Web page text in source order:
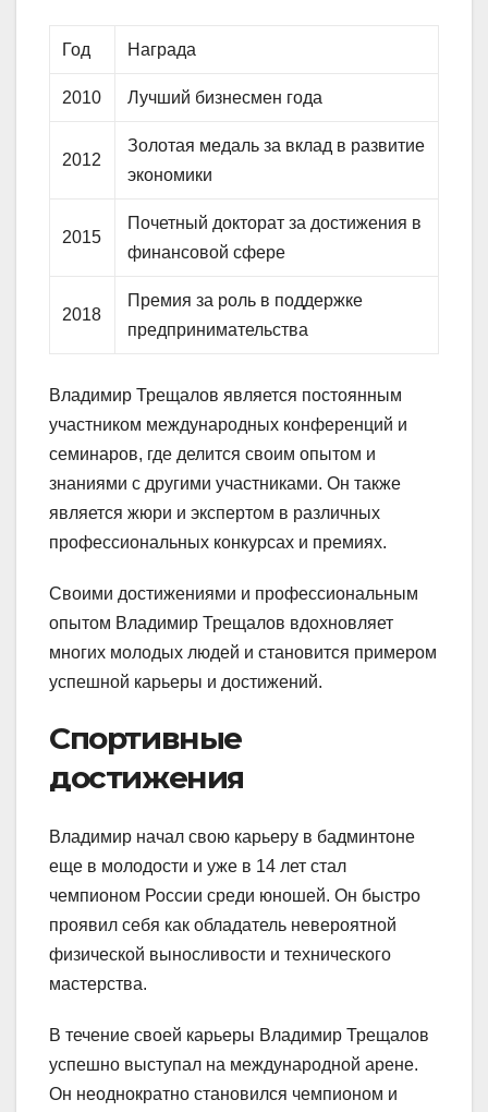
Год Награда
2010 Лучший бизнесмен года
2012
Золотая медаль за вклад в развитие
экономики
2015
Почетный докторат за достижения в
финансовой сфере
2018
Премия за роль в поддержке
предпринимательства
Владимир Трещалов является постоянным
участником международных конференций и
семинаров, где делится своим опытом и
знаниями с другими участниками. Он также
является жюри и экспертом в различных
профессиональных конкурсах и премиях.
Своими достижениями и профессиональным
опытом Владимир Трещалов вдохновляет
многих молодых людей и становится примером
успешной карьеры и достижений.
Спортивные
достижения
Владимир начал свою карьеру в бадминтоне
еще в молодости и уже в 14 лет стал
чемпионом России среди юношей. Он быстро
проявил себя как обладатель невероятной
физической выносливости и технического
мастерства.
В течение своей карьеры Владимир Трещалов
успешно выступал на международной арене.
Он неоднократно становился чемпионом и